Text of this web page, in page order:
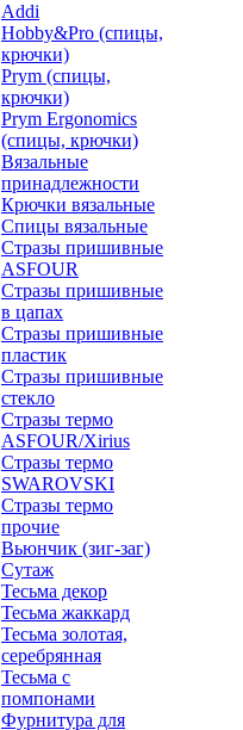
Addi
Hobby&Pro (спицы,
крючки)
Prym (спицы,
крючки)
Prym Ergonomics
(спицы, крючки)
Вязальные
принадлежности
Крючки вязальные
Спицы вязальные
Стразы пришивные
ASFOUR
Стразы пришивные
в цапах
Стразы пришивные
пластик
Стразы пришивные
стекло
Стразы термо
ASFOUR/Xirius
Стразы термо
SWAROVSKI
Стразы термо
прочие
Вьюнчик (зиг-заг)
Сутаж
Тесьма декор
Тесьма жаккард
Тесьма золотая,
серебрянная
Тесьма с
помпонами
Фурнитура для